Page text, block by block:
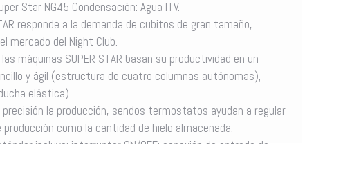
Star NG45 Condensación: Agua ITV.
responde a la demanda de cubitos de gran tamaño,
mercado del Night Club.
máquinas SUPER STAR basan su productividad en un
y ágil (estructura de cuatro columnas autónomas),
elástica).
la producción, sendos termostatos ayudan a regular
como la cantidad de hielo almacenada.
incluye: interruptor ON/OFF; conexión de entrada de